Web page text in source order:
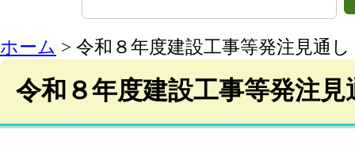
ホーム > 令和８年度建設工事等発注見通し
令和８年度建設工事等発注見